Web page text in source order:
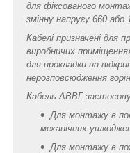
для фіксованого
змінну напругу 660
Кабелі призначені для
виробничих
для прокладки на
нерозповсюдження
Кабель АВВГ
Для монтажу в
механічних
Для монтажу в